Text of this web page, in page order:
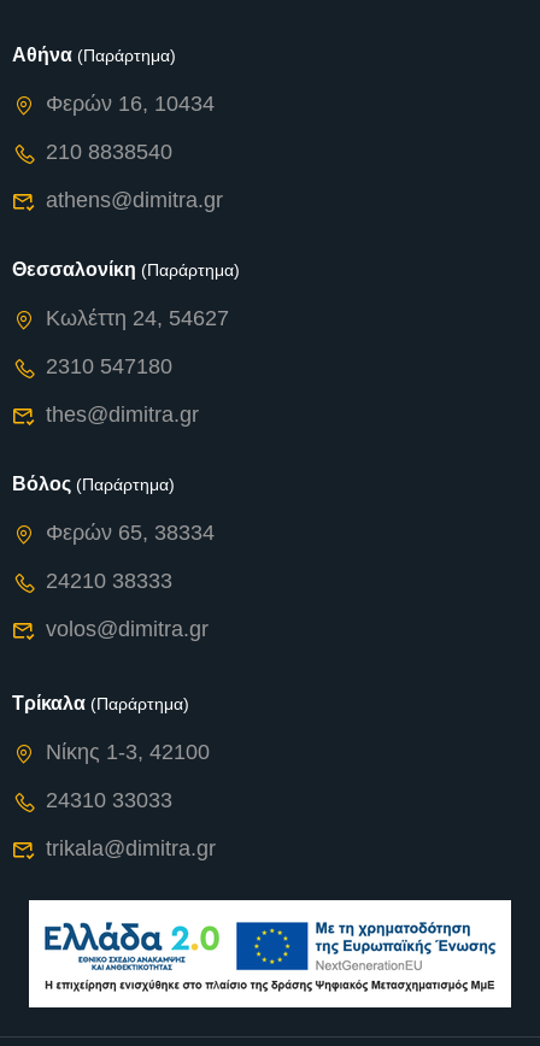
Αθήνα (Παράρτημα)
Φερών 16, 10434
210 8838540
athens@dimitra.gr
Θεσσαλονίκη (Παράρτημα)
Κωλέττη 24, 54627
2310 547180
thes@dimitra.gr
Βόλος (Παράρτημα)
Φερών 65, 38334
24210 38333
volos@dimitra.gr
Τρίκαλα (Παράρτημα)
Νίκης 1-3, 42100
24310 33033
trikala@dimitra.gr